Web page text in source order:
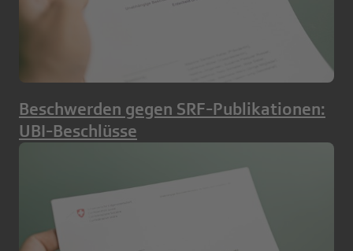
Beschwerden gegen SRF-Publikationen:
UBI-Beschlüsse